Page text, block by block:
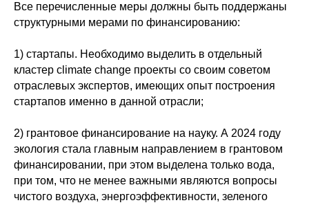
Все перечисленные меры должны быть поддержаны
структурными мерами по финансированию:
1) стартапы. Необходимо выделить в отдельный
кластер climate change проекты со своим советом
отраслевых экспертов, имеющих опыт построения
стартапов именно в данной отрасли;
2) грантовое финансирование на науку. А 2024 году
экология стала главным направлением в грантовом
финансировании, при этом выделена только вода,
при том, что не менее важными являются вопросы
чистого воздуха, энергоэффективности, зеленого